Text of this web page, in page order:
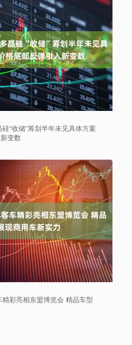
“收储”筹划半年未见具体方案
变数
彩亮相东盟博览会 精品车型